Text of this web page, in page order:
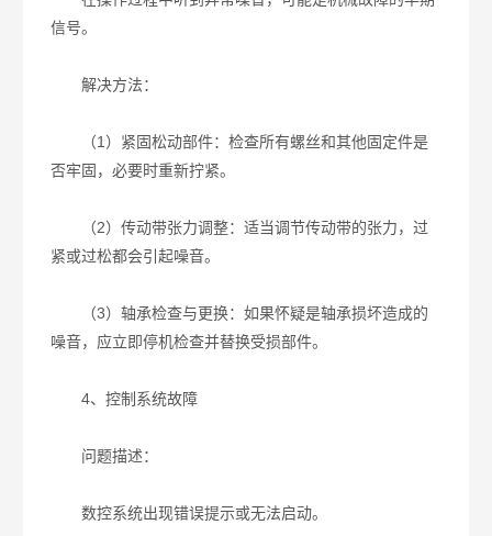
信号。
解决方法：
（1）紧固松动部件：检查所有螺丝和其他固定件是
否牢固，必要时重新拧紧。
（2）传动带张力调整：适当调节传动带的张力，过
紧或过松都会引起噪音。
（3）轴承检查与更换：如果怀疑是轴承损坏造成的
噪音，应立即停机检查并替换受损部件。
4、控制系统故障
问题描述：
数控系统出现错误提示或无法启动。